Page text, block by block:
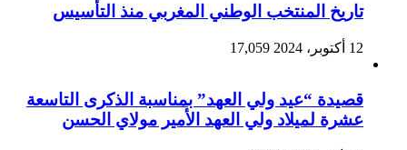
تاريخ المنتخب الوطني المغربي منذ التأسيس
12 أكتوبر، 2024 17,059
قصيدة “عيد ولي العهد” بمناسبة الذكرى التاسعة
عشرة لميلاد ولي العهد الأمير مولاي الحسن